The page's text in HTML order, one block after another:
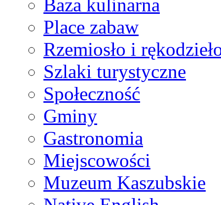
Baza kulinarna
Place zabaw
Rzemiosło i
Szlaki turystyczne
Społeczność
Gminy
Gastronomia
Miejscowości
Muzeum Kaszubskie